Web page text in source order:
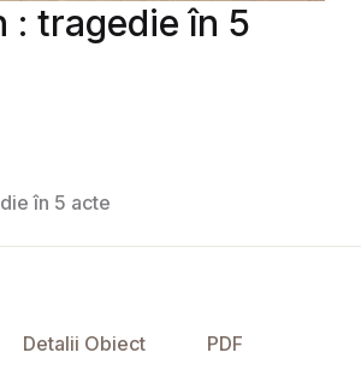
: tragedie în 5
în 5 acte
Detalii Obiect PDF